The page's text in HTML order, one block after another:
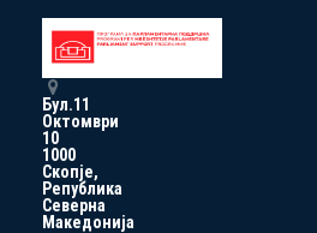
Бул.11
Октомври
10
1000
Скопје,
Република
Северна
Македонија